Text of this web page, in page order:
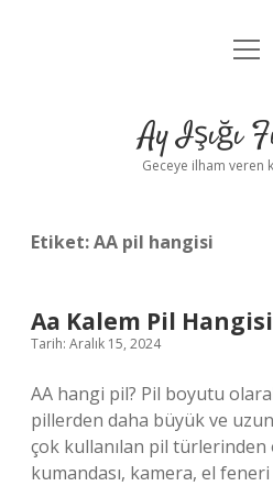
Anasayfa
Yasal
Ay Işığı
Geceye ilham veren
Etiket:AA pil hangisi
Aa Kalem Pil Hangisi
Tarih: Aralık 15, 2024
AA hangi pil? Pil boyutu
pillerden daha büyük ve
çok kullanılan pil türlerinden
kumandası, kamera, el